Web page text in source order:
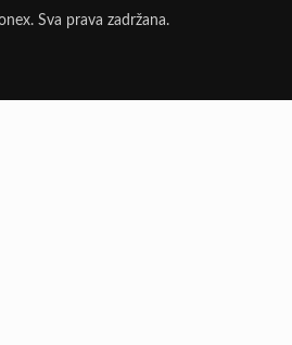
Sva prava zadržana.